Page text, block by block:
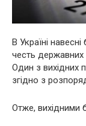
В Україні
честь державних
Один з вихідних
згідно з
Отже, вихідними